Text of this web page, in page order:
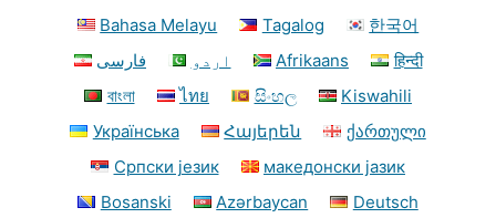
Bahasa Melayu
Tagalog
한국어
فارسی
اردو Afrikaans
हिन्दी
বাংলা
ไทย සිංහල
Kiswahili
Українська
Հայերեն
ქართული
Српски језик
македонски јазик
Bosanski
Azərbaycan Deutsch